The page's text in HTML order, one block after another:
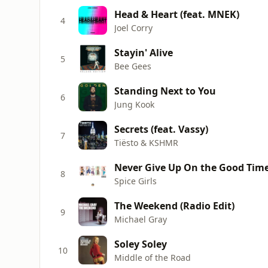
4 Head & Heart (feat. MNEK)
Joel Corry
5 Stayin' Alive
Bee Gees
6 Standing Next to You
Jung Kook
7 Secrets (feat. Vassy)
Tiësto & KSHMR
8 Never Give Up On the Good
Spice Girls
9 The Weekend (Radio Edit)
Michael Gray
10 Soley Soley
Middle of the Road